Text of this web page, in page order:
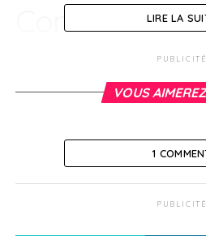
Comment
chef d’îlot ?
Chaque îlotier est responsable
Français établis hors de
d’inscription au registre,
îlot et qu’il figure sur la liste
LIRE LA
PUBLICITÉ
VOUS
1
PUBLICITÉ